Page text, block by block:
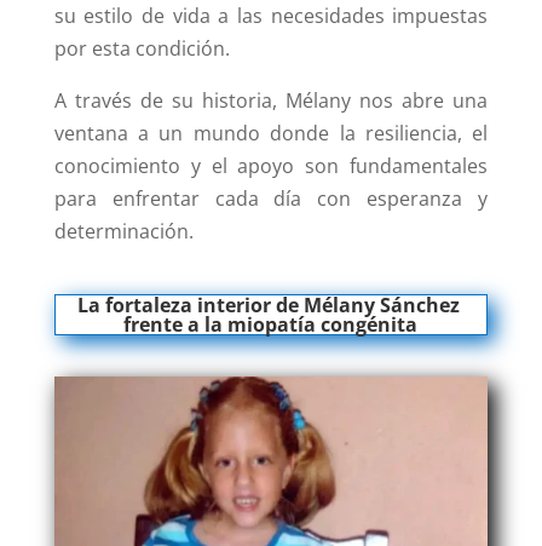
su estilo de vida a las necesidades impuestas
por esta condición.
A través de su historia, Mélany nos abre una
ventana a un mundo donde la resiliencia, el
conocimiento y el apoyo son fundamentales
para enfrentar cada día con esperanza y
determinación.
La fortaleza interior de Mélany Sánchez
frente a la miopatía congénita